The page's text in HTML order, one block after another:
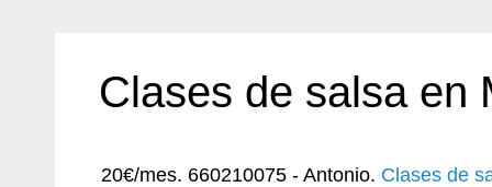
Clases de salsa en
20€/mes. 660210075 - Antonio. Clases de